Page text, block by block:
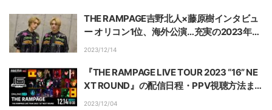
THE RAMPAGE吉野北人×藤原樹インタビュ
ー オリコン1位、海外公演…充実の2023年を
締めくくるライブに意気込み「今のRAMPA
2023/12/14
『THE RAMPAGE LIVE TOUR 2023 “16” NE
XT ROUND』の配信日程・PPV視聴方法ま
とめ ABEMAで見る方法・料金についても
2023/12/04